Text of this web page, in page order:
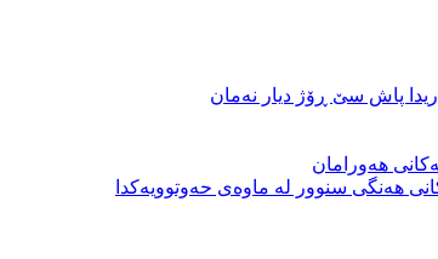
پاش سێ ڕۆژ دیار نەمان
هەورامان
هەنگی سنوور لە ماوەی حەوتوویەکدا